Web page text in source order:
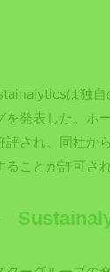
は独
を発表した。ホ
評され、同社か
ことが許可さ